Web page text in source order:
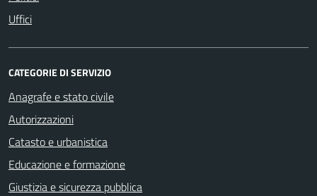
Uffici
CATEGORIE DI SERVIZIO
Anagrafe e stato civile
Autorizzazioni
Catasto e urbanistica
Educazione e formazione
Giustizia e sicurezza pubblica